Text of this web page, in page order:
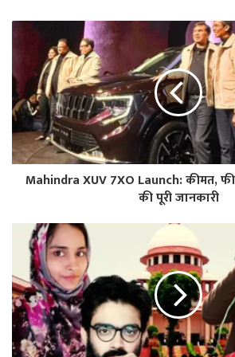
Mahindra XUV 7XO Launch: कीमत,
की पूरी जानकारी